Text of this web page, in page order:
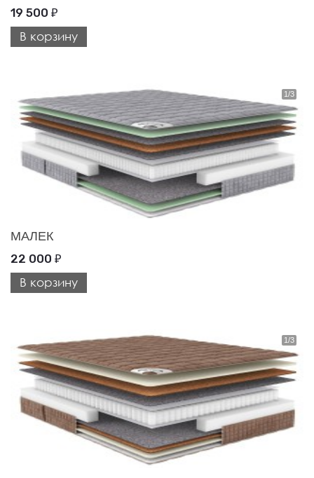
19 500 ₽
В корзину
МАЛЕК
22 000 ₽
В корзину